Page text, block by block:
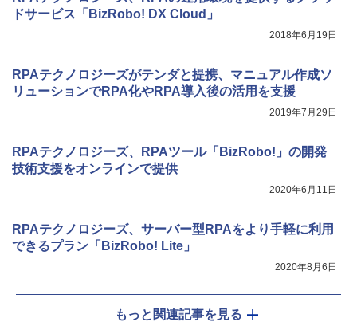
ドサービス「BizRobo! DX Cloud」
2018年6月19日
RPAテクノロジーズがテンダと提携、マニュアル作成ソ
リューションでRPA化やRPA導入後の活用を支援
2019年7月29日
RPAテクノロジーズ、RPAツール「BizRobo!」の開発
技術支援をオンラインで提供
2020年6月11日
RPAテクノロジーズ、サーバー型RPAをより手軽に利用
できるプラン「BizRobo! Lite」
2020年8月6日
もっと関連記事を見る